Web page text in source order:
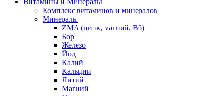
Витамины и Минералы
Комплекс витаминов и минералов
Минералы
ZMA (цинк, магний, В6)
Бор
Железо
Йод
Калий
Кальций
Литий
Магний